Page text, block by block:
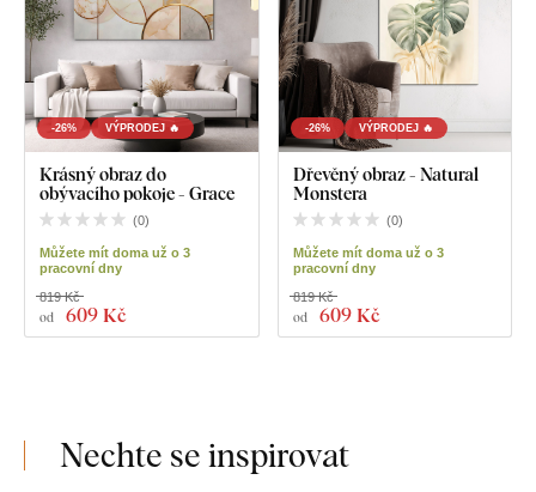
-26% VÝPRODEJ 🔥
Krásný obraz do
obývacího pokoje - Grace
(0)
Můžete mít doma už o 3
pracovní dny
od 609 Kč
819 Kč
-26% VÝPRODEJ 🔥
Dřevěný obraz - Natural
Monstera
(0)
Můžete mít doma už o 3
pracovní dny
od 609 Kč
819 Kč
Nechte se inspirovat